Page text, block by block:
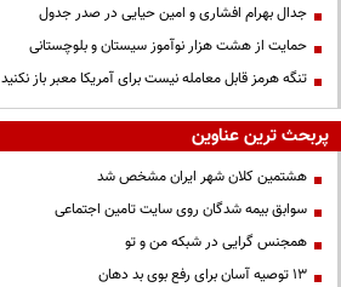
جدال بهرام افشاری و امین حیایی در صدر جدول
حمایت از هشت هزار نوآموز سیستان و بلوچستانی
تنگه هرمز قابل معامله نیست برای آمریکا معبر باز نکنید
پربحث ترین عناوین
هشتمین کلان شهر ایران مشخص شد
سوابق بیمه شدگان روی سایت تامین اجتماعی
همجنس گرایی در شبکه من و تو
13 توصیه آسان برای رفع بوی بد دهان